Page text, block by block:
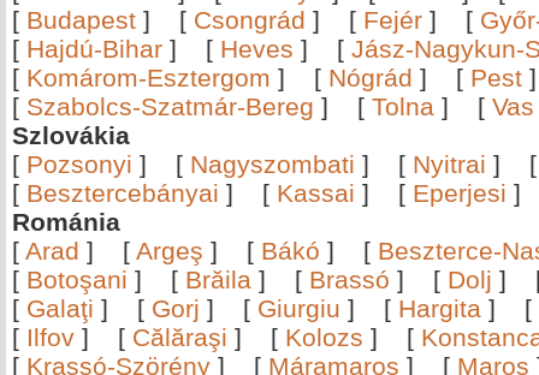
[ Budapest ] [ Csongrád ] [ Fejér ] [
[ Hajdú-Bihar ] [ Heves ] [ Jász-Nagykun-
[ Komárom-Esztergom ] [ Nógrád ] [ Pest
[ Szabolcs-Szatmár-Bereg ] [ Tolna ] [ Vas
Szlovákia
[ Pozsonyi ] [ Nagyszombati ] [ Nyitrai ]
[ Besztercebányai ] [ Kassai ] [ Eperjesi
Románia
[ Arad ] [ Argeş ] [ Bákó ] [ Beszterce-
[ Botoşani ] [ Brăila ] [ Brassó ] [ Dolj ]
[ Galaţi ] [ Gorj ] [ Giurgiu ] [ Hargita ]
[
[ Ilfov ] [ Călăraşi ] [ Kolozs ] [
[ Krassó-Szörény ] [ Máramaros ] [ Maros